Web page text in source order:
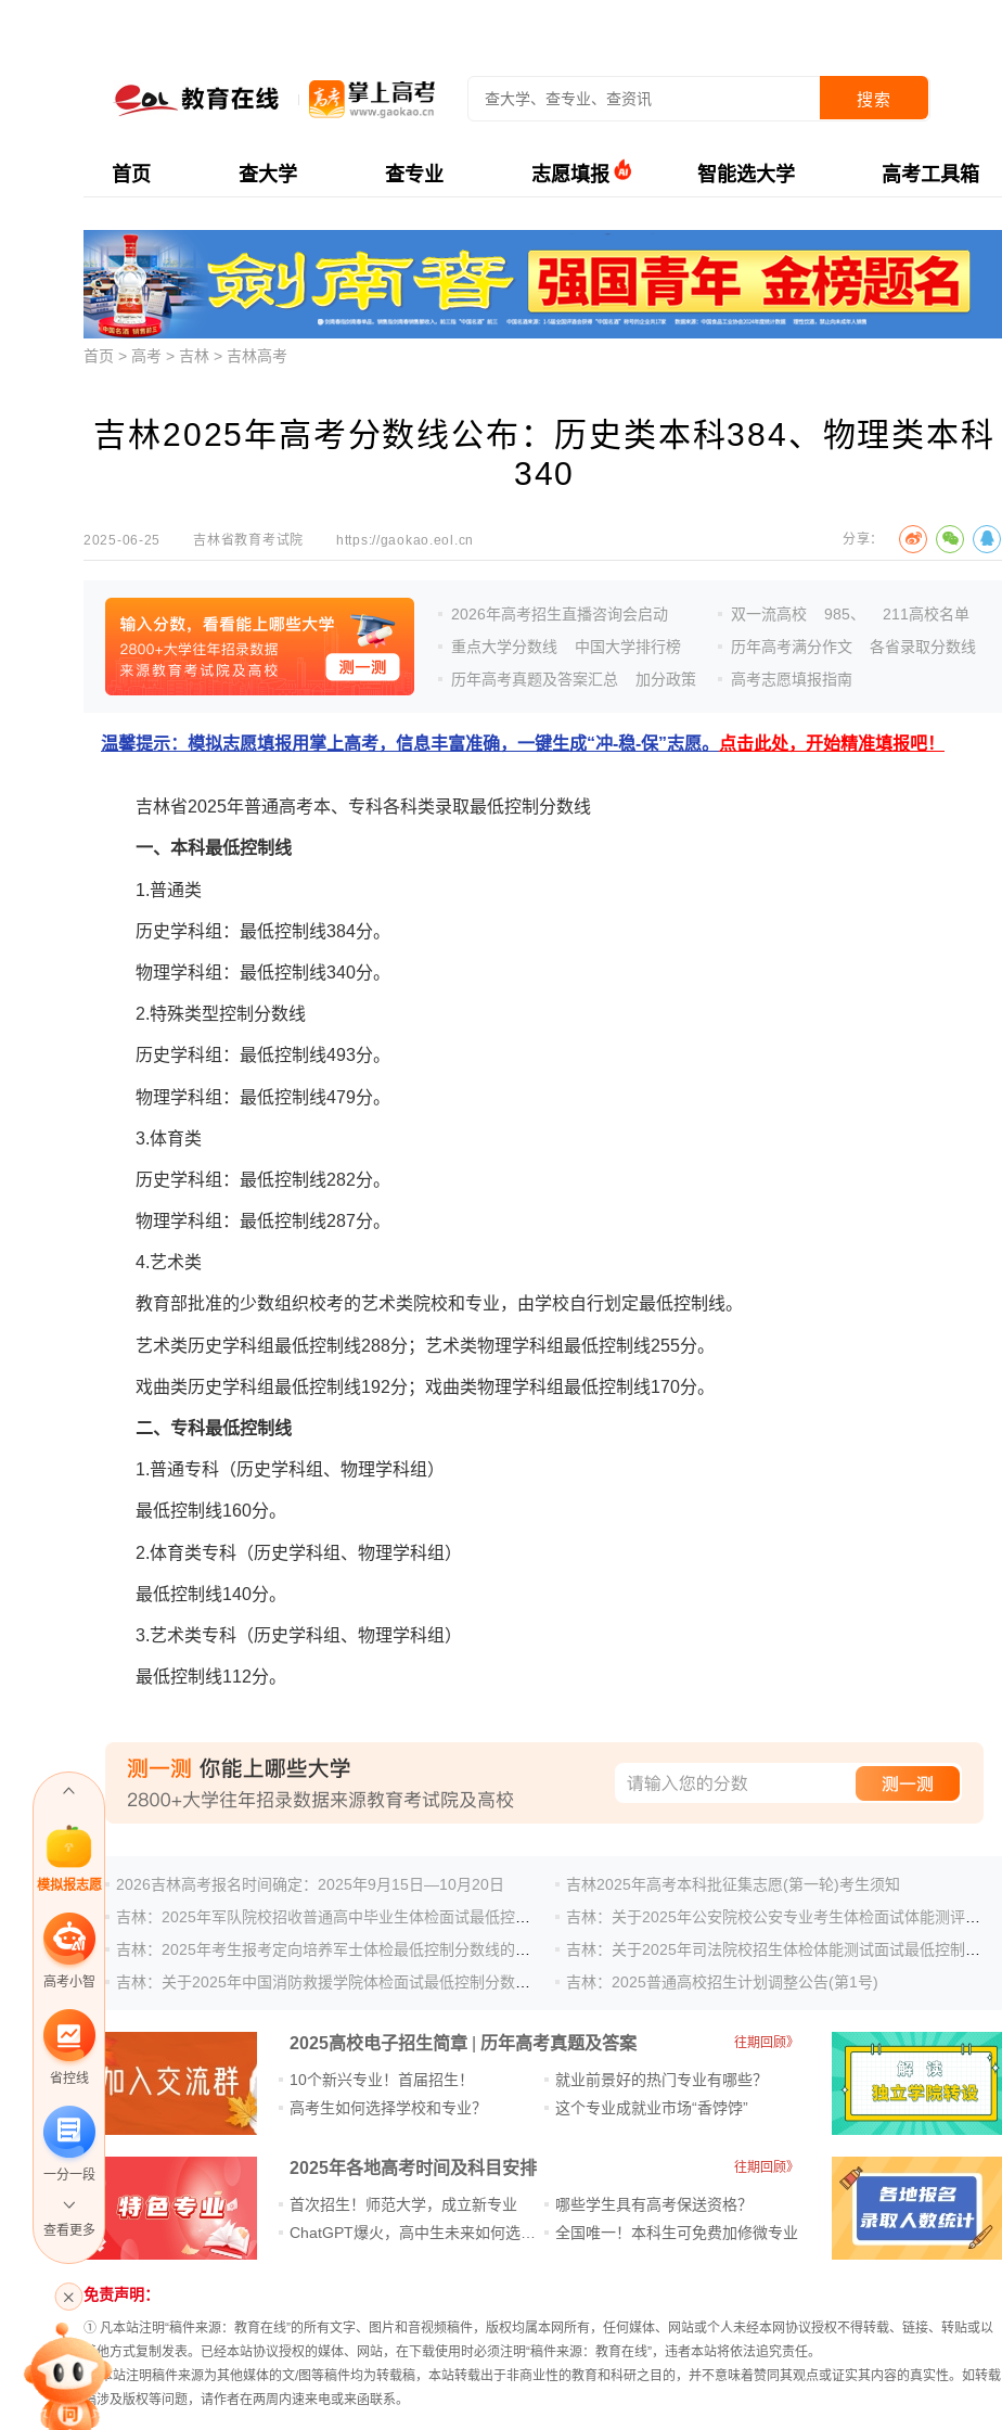
搜索
首页 查大学 查专业 志愿填报 智能选大学 高考工具箱
模拟报志愿
高考小智
省控线
一分一段
专家指导课
查看更多
首页 > 高考 > 吉林 > 吉林高考
吉林2025年高考分数线公布：历史类本科384、物理类本科
340
2025-06-25 吉林省教育考试院 https://gaokao.eol.cn 分享：
2026年高考招生直播咨询会启动
重点大学分数线
中国大学排行榜
历年高考真题及答案汇总
加分政策
双一流高校 985、
211高校名单
历年高考满分作文
各省录取分数线
高考志愿填报指南
温馨提示：模拟志愿填报用掌上高考，信息丰富准确，一键生成“冲-稳-保”志愿。 点击此处，开始精准填报吧！
吉林省2025年普通高考本、专科各科类录取最低控制分数线
一、本科最低控制线
1.普通类
历史学科组：最低控制线384分。
物理学科组：最低控制线340分。
2.特殊类型控制分数线
历史学科组：最低控制线493分。
物理学科组：最低控制线479分。
3.体育类
历史学科组：最低控制线282分。
物理学科组：最低控制线287分。
4.艺术类
教育部批准的少数组织校考的艺术类院校和专业，由学校自行划定最低控制线。
艺术类历史学科组最低控制线288分；艺术类物理学科组最低控制线255分。
戏曲类历史学科组最低控制线192分；戏曲类物理学科组最低控制线170分。
二、专科最低控制线
1.普通专科（历史学科组、物理学科组）
最低控制线160分。
2.体育类专科（历史学科组、物理学科组）
最低控制线140分。
3.艺术类专科（历史学科组、物理学科组）
最低控制线112分。
2026吉林高考报名时间确定：2025年9月15日—10月20日
吉林2025年高考本科批征集志愿(第一轮)考生须知
吉林：2025年军队院校招收普通高中毕业生体检面试最低控制分数线的公告
吉林：关于2025年公安院校公安专业考生体检面试体能测评最低控制分数线的公告
吉林：2025年考生报考定向培养军士体检最低控制分数线的公告
吉林：关于2025年司法院校招生体检体能测试面试最低控制分数线的公告
吉林：关于2025年中国消防救援学院体检面试最低控制分数线的公告
吉林：2025普通高校招生计划调整公告(第1号)
2025高校电子招生简章 历年高考真题及答案 往期回顾》
10个新兴专业！首届招生！
高考生如何选择学校和专业？
就业前景好的热门专业有哪些？
这个专业成就业市场“香饽饽”​
2025年各地高考时间及科目安排 往期回顾》
首次招生！师范大学，成立新专业
ChatGPT爆火，高中生未来如何选专业？
哪些学生具有高考保送资格？
全国唯一！本科生可免费加修微专业
站
长
统
计
免责声明：
① 凡本站注明“稿件来源：教育在线”的所有文字、图片和音视频稿件，版权均属本网所有，任何媒体、网站或个人未经本网协议授权不得转载、链接、转贴或以
其他方式复制发表。已经本站协议授权的媒体、网站，在下载使用时必须注明“稿件来源：教育在线”，违者本站将依法追究责任。
② 本站注明稿件来源为其他媒体的文/图等稿件均为转载稿，本站转载出于非商业性的教育和科研之目的，并不意味着赞同其观点或证实其内容的真实性。如转载
稿涉及版权等问题，请作者在两周内速来电或来函联系。